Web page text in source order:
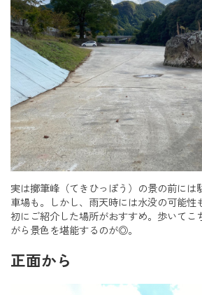
実は擲筆峰（てきひっぽう）の景の前には
車場も。しかし、雨天時には水没の可能性
初にご紹介した場所がおすすめ。歩いてこ
がら景色を堪能するのが◎。
正面から